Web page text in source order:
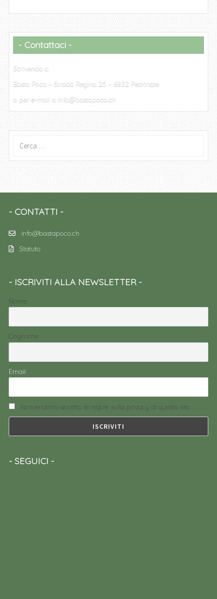
Contattaci
Scrivendo a
Basta Poco – Strada Regina 25 – 6832 Pedrinate
o per e-mail a info@bastapoco.ch
CONTATTI
info@bastapoco.ch
Statuto
ISCRIVITI ALLA NEWSLETTER
Nome
Cognome
Email
Iscrivendomi accetto le regole sulla privacy di questo sito
SEGUICI